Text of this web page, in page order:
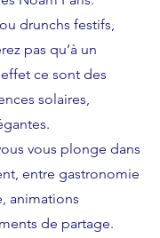
drunchs festifs,
pas qu’à un
ce sont des
solaires,
vous plonge dans
entre gastronomie
animations
de partage.